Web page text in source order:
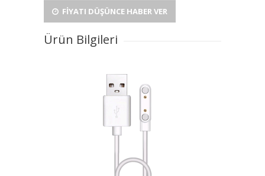
FIYATI DÜŞÜNCE HABER VER
Ürün Bilgileri